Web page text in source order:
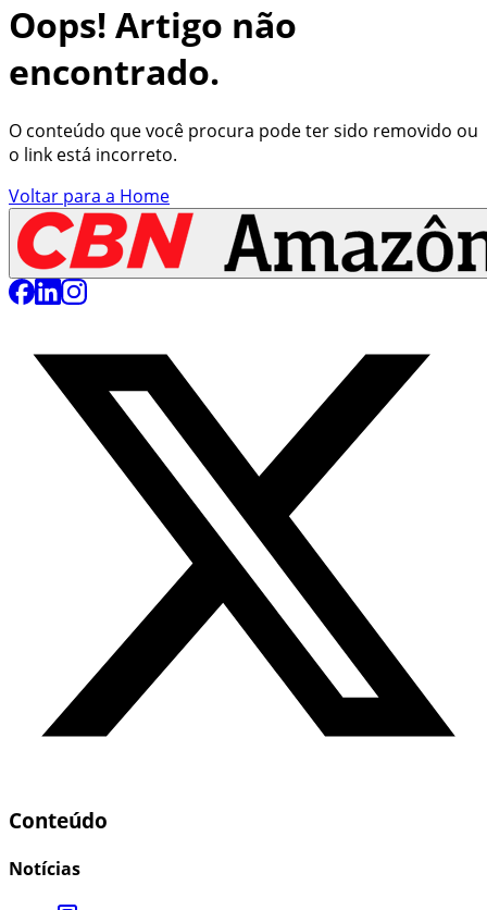
Oops! Artigo não
encontrado.
O conteúdo que você procura pode ter sido removido ou
o link está incorreto.
Voltar para a Home
Conteúdo
Notícias